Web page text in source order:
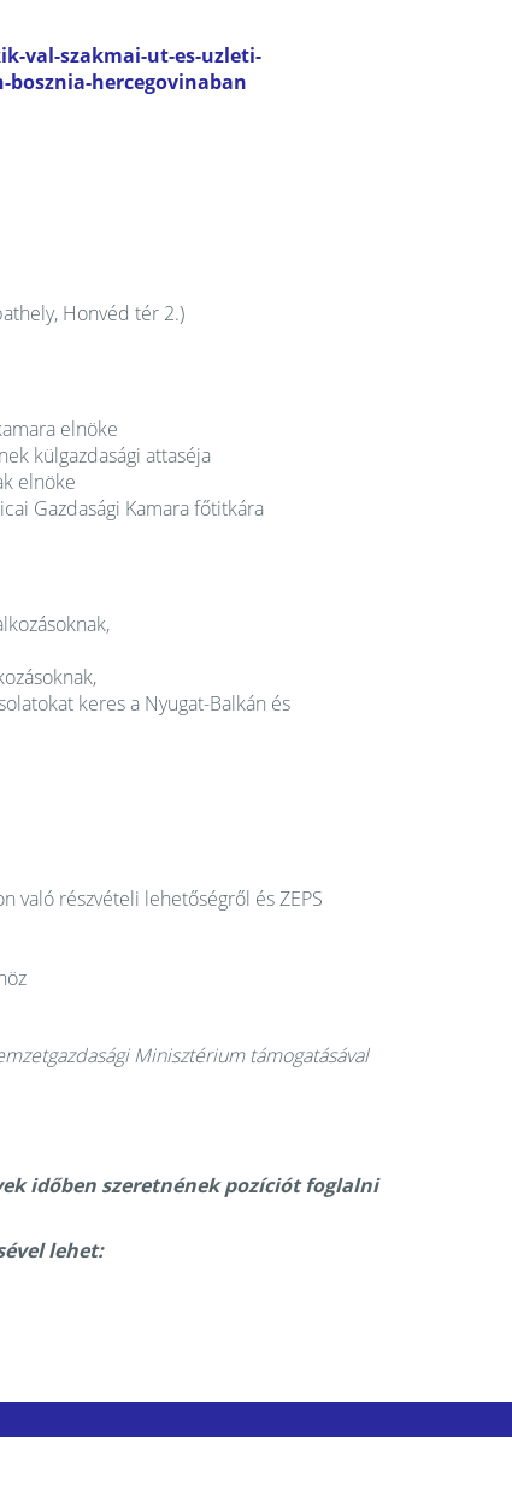
val-szakmai-ut-es-uzleti-
hercegovinaban
Honvéd tér 2.)
elnöke
külgazdasági attaséja
elnöke
Gazdasági Kamara főtitkára
keres a Nyugat-Balkán és
való részvételi lehetőségről és ZEPS
Minisztérium támogatásával
időben szeretnének pozíciót foglalni
lehet: